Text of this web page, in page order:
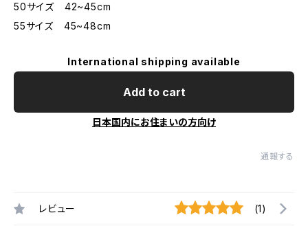
50サイズ 42~45cm
55サイズ 45~48cm
International shipping available
Add to cart
日本国内にお住まいの方向け
通報する
レビュー (1)